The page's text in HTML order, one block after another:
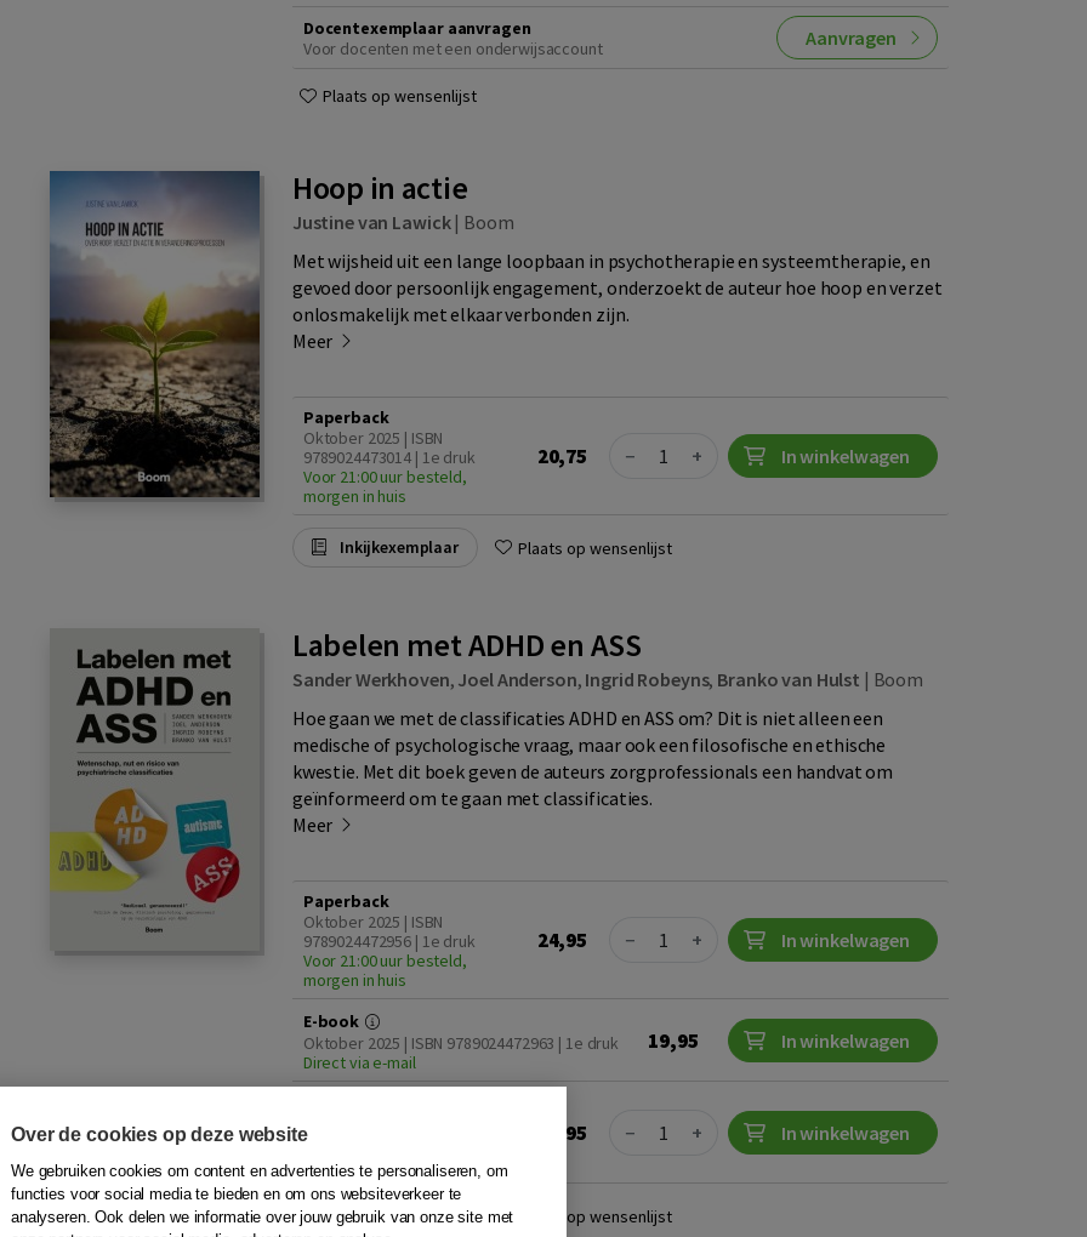
Docentexemplaar aanvragen
Voor docenten met een onderwijsaccount
Aanvragen
Plaats op wensenlijst
Hoop in actie
Justine van Lawick| Boom
Met wijsheid uit een lange loopbaan in psychotherapie en systeemtherapie, en
gevoed door persoonlijk engagement, onderzoekt de auteur hoe hoop en verzet
onlosmakelijk met elkaar verbonden zijn.
Meer
Paperback
Oktober 2025 | ISBN
9789024473014 | 1e druk
Voor 21:00 uur besteld,
morgen in huis
20,75 Quantity
− + In winkelwagen
Inkijkexemplaar Plaats op wensenlijst
Labelen met ADHD en ASS
Sander Werkhoven, Joel Anderson, Ingrid Robeyns, Branko van Hulst | Boom
Hoe gaan we met de classificaties ADHD en ASS om? Dit is niet alleen een
medische of psychologische vraag, maar ook een filosofische en ethische
kwestie. Met dit boek geven de auteurs zorgprofessionals een handvat om
geïnformeerd om te gaan met classificaties.
Meer
Paperback
Oktober 2025 | ISBN
9789024472956 | 1e druk
Voor 21:00 uur besteld,
morgen in huis
24,95 Quantity
− + In winkelwagen
E-book
Oktober 2025 | ISBN 9789024472963 | 1e druk
Direct via e-mail
19,95 In winkelwagen
ISBN 3009010039977 | Licentie
voor 5 jaar
Direct via e-mail
19,95 Quantity
− + In winkelwagen
Inkijkexemplaar Plaats op wensenlijst
Over de cookies op deze website
We gebruiken cookies om content en advertenties te personaliseren, om
functies voor social media te bieden en om ons websiteverkeer te
analyseren. Ook delen we informatie over jouw gebruik van onze site met